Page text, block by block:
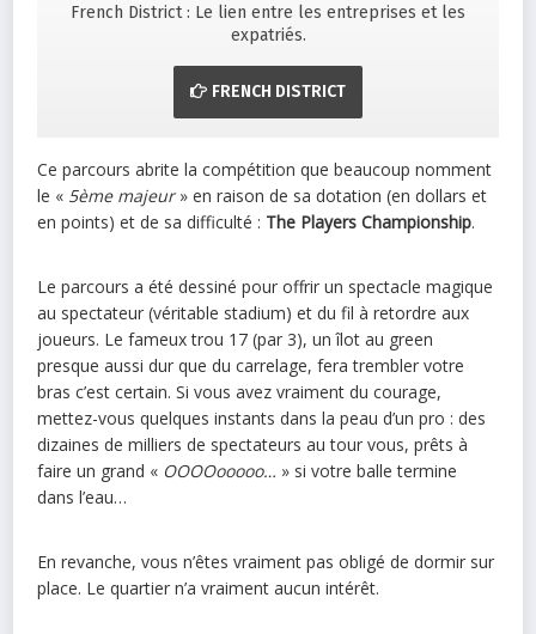
French District : Le lien entre les entreprises et les
expatriés.
FRENCH DISTRICT
Ce parcours abrite la compétition que beaucoup nomment
le « 5ème majeur» en raison de sa dotation (en dollars et
en points) et de sa difficulté : The Players Championship.
Le parcours a été dessiné pour offrir un spectacle magique
au spectateur (véritable stadium) et du fil à retordre aux
joueurs. Le fameux trou 17 (par 3), un îlot au green
presque aussi dur que du carrelage, fera trembler votre
bras c’est certain. Si vous avez vraiment du courage,
mettez-vous quelques instants dans la peau d’un pro : des
dizaines de milliers de spectateurs au tour vous, prêts à
faire un grand « OOOOooooo… » si votre balle termine
dans l’eau…
En revanche, vous n’êtes vraiment pas obligé de dormir sur
place. Le quartier n’a vraiment aucun intérêt.